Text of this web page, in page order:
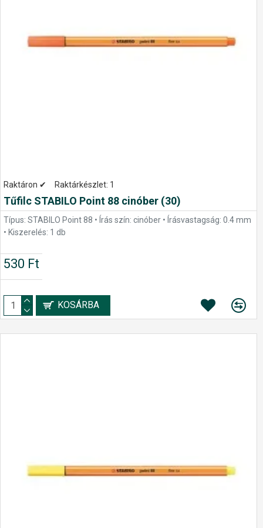
Raktáron ✔ Raktárkészlet: 1
Tűfilc STABILO Point 88 cinóber (30)
Típus: STABILO Point 88 • Írás szín: cinóber • Írásvastagság: 0.4 mm
• Kiszerelés: 1 db
530 Ft
KOSÁRBA